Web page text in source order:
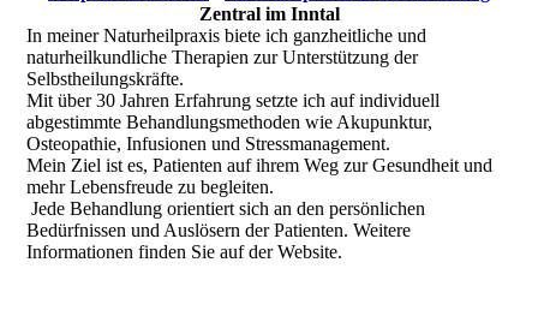
Zentral im Inntal
In meiner Naturheilpraxis biete ich ganzheitliche und
naturheilkundliche Therapien zur Unterstützung der
Selbstheilungskräfte.
Mit über 30 Jahren Erfahrung setzte ich auf individuell
abgestimmte Behandlungsmethoden wie Akupunktur,
Osteopathie, Infusionen und Stressmanagement.
Mein Ziel ist es, Patienten auf ihrem Weg zur Gesundheit und
mehr Lebensfreude zu begleiten.
Jede Behandlung orientiert sich an den persönlichen
Bedürfnissen und Auslösern der Patienten. Weitere
Informationen finden Sie auf der Website.